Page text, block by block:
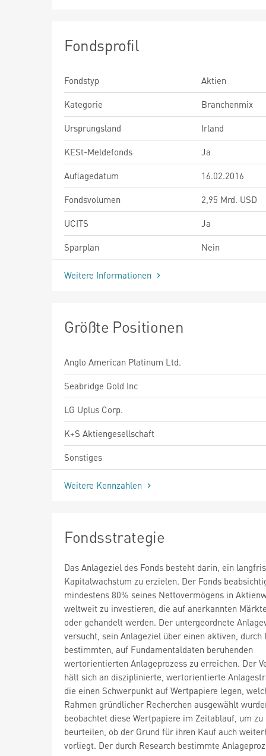
Fondsprofil
Fondstyp
Aktien
Kategorie
Branchenmix
Ursprungsland
Irland
KESt-Meldefonds
Ja
Auflagedatum
16.02.2016
Fondsvolumen
2,95 Mrd. USD
UCITS
Ja
Sparplan
Nein
Weitere Informationen
Größte Positionen
Anglo American Platinum Ltd.
Seabridge Gold Inc
LG Uplus Corp.
K+S Aktiengesellschaft
Sonstiges
Weitere Kennzahlen
Fondsstrategie
Das Anlageziel des Fonds besteht darin, ein
Kapitalwachstum zu erzielen. Der Fonds
mindestens 80% seines Nettovermögens in
weltweit zu investieren, die auf anerkannten
oder gehandelt werden. Der untergeordnete
versucht, sein Anlageziel über einen aktiven, durch
bestimmten, auf Fundamentaldaten beruhenden
wertorientierten Anlageprozess zu erreichen. Der
hält sich an disziplinierte, wertorientierte
die einen Schwerpunkt auf Wertpapiere legen,
Rahmen gründlicher Recherchen ausgewählt
beobachtet diese Wertpapiere im Zeitablauf, um zu
beurteilen, ob der Grund für ihren Kauf auch
vorliegt. Der durch Research bestimmte